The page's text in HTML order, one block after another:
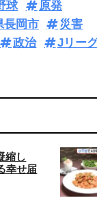
球
原発
長岡市
災害
政治 Jリー
縮し
幸せ届